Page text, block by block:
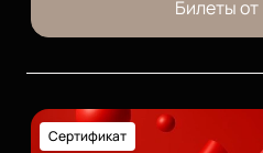
Билеты от
Сертификат